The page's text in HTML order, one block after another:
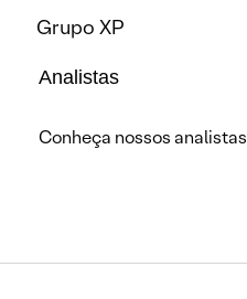
Grupo XP
Analistas
Conheça nossos analistas